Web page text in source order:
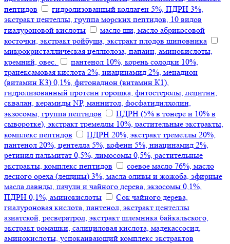
пептидов
гидролизованный коллаген 5%, ПДРН 3%,
экстракт центеллы, группа морских пептидов, 10 видов
гиалуроновой кислоты
масло ши, масло абрикосовой
косточки, экстракт ройбуша, экстракт плодов шиповника
микрокристаллическая целлюлоза, папаин, аминокислоты,
кремний, овес.
пантенол 10%, корень солодки 10%,
транексамовая кислота 2%, ниацинамид 2%, менадион
(витамин К3) 0,1%, фитонадион (витамин К1),
гидролизованный протеин горошка, фитостеролы, лецитин,
сквалан, керамиды NP, маннитол, фосфатидилхолин,
экзосомы, группа пептидов
ПДРН (5% в тонере и 10% в
сыворотке), экстракт тремеллы 10%, растительные экстракты,
комплекс пептидов
ПДРН 20%, экстракт тремеллы 20%,
пантенол 20%, центелла 5%, кофеин 5%, ниацинамид 2%,
ретинил пальмитат 0,5%, лимосомы 0,5%, растительные
экстракты, комплекс пептидов
соевое масло 76%, масло
лесного ореха (лещины) 3%, масла оливы и жожоба, эфирные
масла лавнды, пачули и чайного дерева, экзосомы 0,1%,
ПДРН 0,1%, аминокислоты
Сок чайного дерева,
гиалуроновая кислота, пантенол, экстракт центеллы
азиатской, ресвератрол, экстракт шлемника байкальского,
экстракт ромашки, салициловая кислота, мадекассосид,
аминокислоты, успокаивающий комплекс экстрактов